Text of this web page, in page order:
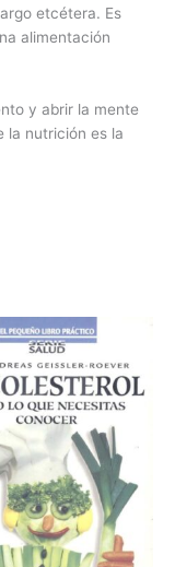
etcétera. Es
alimentación
y abrir la mente
la nutrición es la